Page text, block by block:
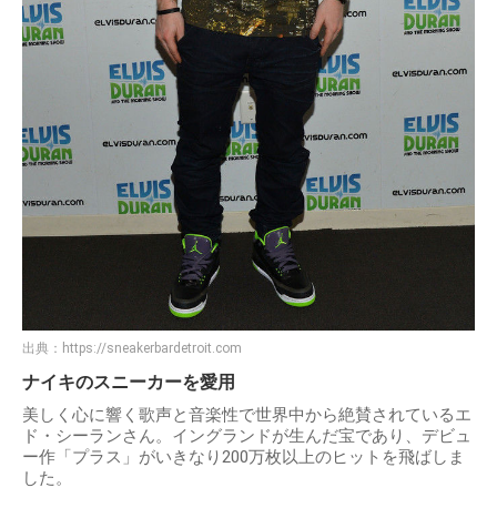
出典： https://sneakerbardetroit.com
ナイキのスニーカーを愛用
美しく心に響く歌声と音楽性で世界中から絶賛されているエ
ド・シーランさん。イングランドが生んだ宝であり、デビュ
ー作「プラス」がいきなり200万枚以上のヒットを飛ばしま
した。